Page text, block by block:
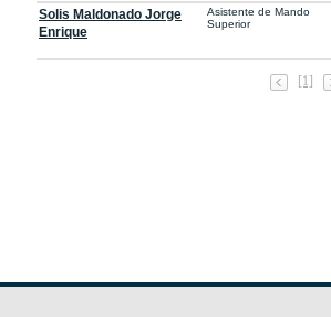
Solis Maldonado Jorge
Enrique
Asistente de Mando
Superior
[1]